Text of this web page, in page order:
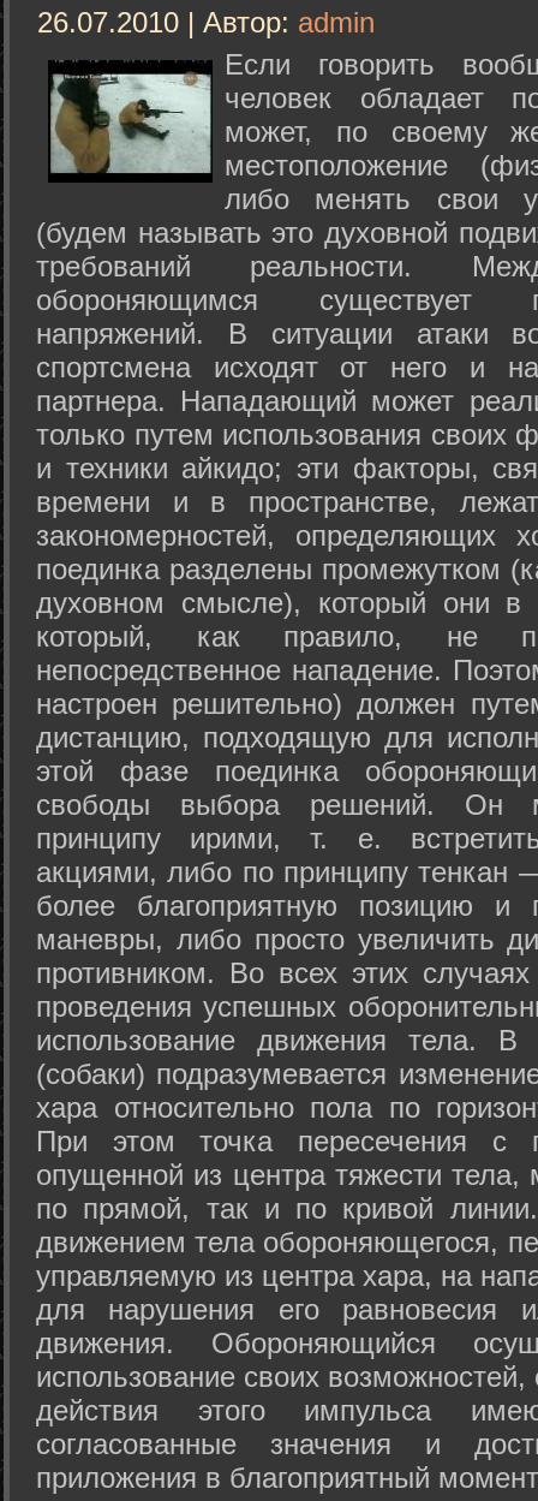
26.07.2010 | Автор: admin
Если говорить
человек обладает
может, по своему
местоположение
либо менять свои
(будем называть это духовной
требований реальности.
обороняющимся существует
напряжений. В ситуации атаки
спортсмена исходят от него и
партнера. Нападающий может
только путем использования своих
и техники айкидо; эти факторы,
времени и в пространстве,
закономерностей, определяющих
поединка разделены промежутком
духовном смысле), который они в
который, как правило, не
непосредственное нападение.
настроен решительно) должен
дистанцию, подходящую для
этой фазе поединка
свободы выбора решений. Он
принципу ирими, т. е.
акциями, либо по принципу тенкан
более благоприятную позицию и
маневры, либо просто увеличить
противником. Во всех этих
проведения успешных
использование движения тела.
(собаки) подразумевается
хара относительно пола по
При этом точка пересечения с
опущенной из центра тяжести
по прямой, так и по кривой
движением тела обороняющегося,
управляемую из центра хара, на
для нарушения его равновесия
движения. Обороняющийся
использование своих
действия этого импульса
согласованные значения и
приложения в благоприятный